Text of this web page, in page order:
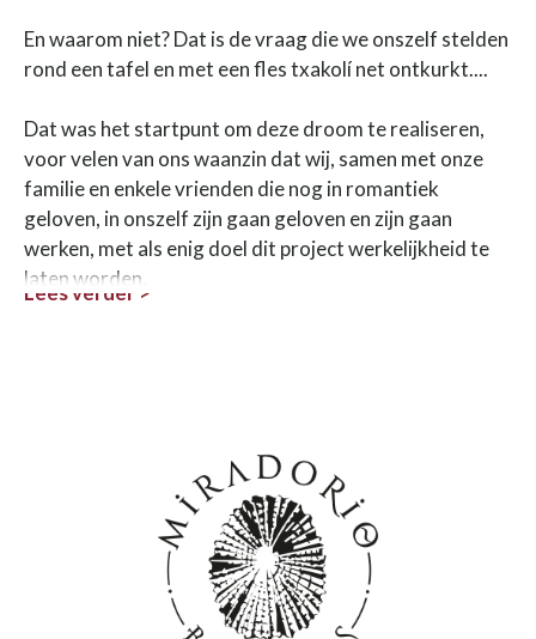
En waarom niet? Dat is de vraag die we onszelf stelden
rond een tafel en met een fles txakolí net ontkurkt....
Dat was het startpunt om deze droom te realiseren,
voor velen van ons waanzin dat wij, samen met onze
familie en enkele vrienden die nog in romantiek
geloven, in onszelf zijn gaan geloven en zijn gaan
werken, met als enig doel dit project werkelijkheid te
laten worden.
Lees verder >